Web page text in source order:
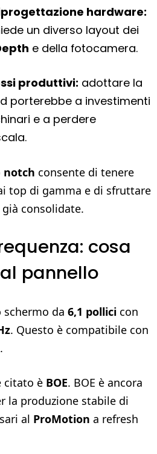
hardware:
un diverso layout dei
e della fotocamera.
produttivi: adottare la
porterebbe a investimenti
e a perdere
notch consente di tenere
top di gamma e di sfruttare
consolidate.
cosa
pannello
da 6,1 pollici con
. Questo è compatibile con
.
citato è BOE. BOE è ancora
la produzione stabile di
al ProMotion a refresh